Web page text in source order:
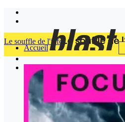
Accueil
Le souffle de l'info